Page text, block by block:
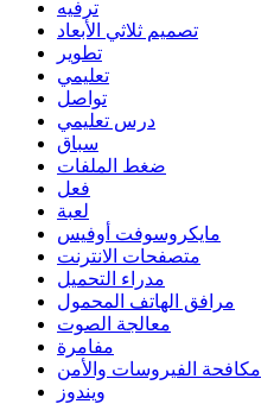
ترفيه
تصميم ثلاثي الأبعاد
تطوير
تعليمي
تواصل
درس تعليمي
سباق
ضغط الملفات
فعل
لعبة
مايكروسوفت أوفيس
متصفحات الانترنت
مدراء التحميل
مرافق الهاتف المحمول
معالجة الصوت
مفامرة
مكافحة الفيروسات والأمن
ويندوز